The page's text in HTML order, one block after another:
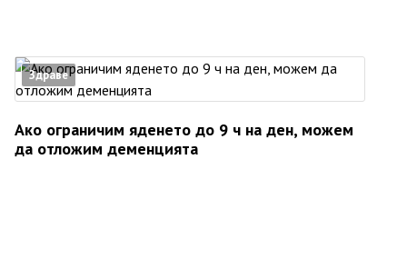
Здраве
Ако ограничим яденето до 9 ч на ден, можем
да отложим деменцията